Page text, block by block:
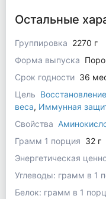
Остальные
Группировка 2270 г
Форма выпуска
Срок годности 36
Цель Восстановление
веса, Иммунная
Свойства
Грамм 1 порция 32 г
Энергетическая
Углеводы: грамм в 1
Белок: грамм в 1